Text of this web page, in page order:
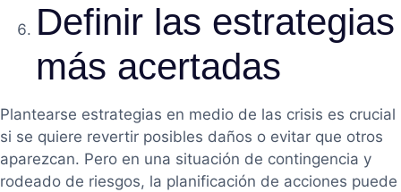
Definir las estrategias
más acertadas
Plantearse estrategias en medio de las crisis es crucial
si se quiere revertir posibles daños o evitar que otros
aparezcan. Pero en una situación de contingencia y
rodeado de riesgos, la planificación de acciones puede